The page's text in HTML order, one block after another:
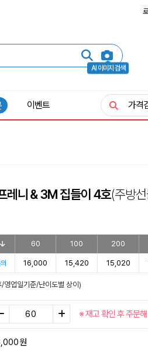
AI 이미지 검색
이벤트 가격
레니＆3M 집들이 4호(주방
60 100 200
16,000 15,420 15,020
업일기준/난이도별 상이)
※ 재고 확인 후 주문
원